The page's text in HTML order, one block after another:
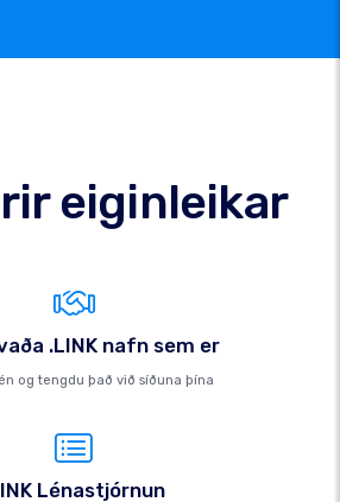
eiginleikar
.LINK nafn sem er
og tengdu það við síðuna þína
Lénastjórnun